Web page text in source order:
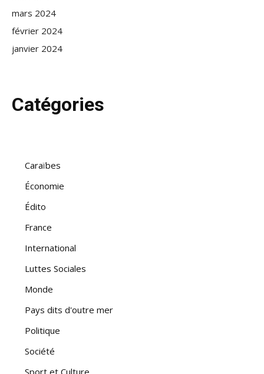
mars 2024
février 2024
janvier 2024
Catégories
Caraïbes
Économie
Édito
France
International
Luttes Sociales
Monde
Pays dits d'outre mer
Politique
Société
Sport et Culture